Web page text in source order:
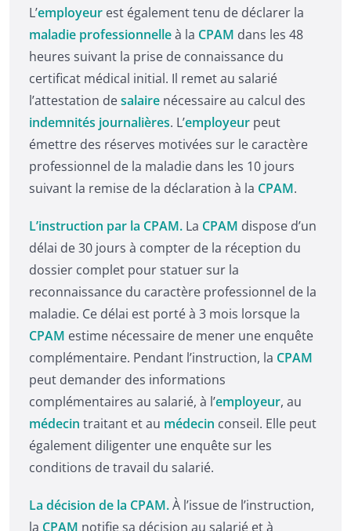
L’employeur est également tenu de déclarer la
maladie professionnelleà la CPAM dans les 48
heures suivant la prise de connaissance du
certificat médical initial. Il remet au salarié
l’attestation desalaire nécessaire au calcul des
indemnités journalières. L’employeur peut
émettre des réserves motivées sur le caractère
professionnel de la maladie dans les 10 jours
suivant la remise de la déclaration à la CPAM.
L’instruction par la CPAM. La CPAM dispose d’un
délai de 30 jours à compter de la réception du
dossier complet pour statuer sur la
reconnaissance du caractère professionnel de la
maladie. Ce délai est porté à 3 mois lorsque la
CPAM estime nécessaire de mener une enquête
complémentaire. Pendant l’instruction, la CPAM
peut demander des informations
complémentaires au salarié, à l’employeur, au
médecin traitant et au médecin conseil. Elle peut
également diligenter une enquête sur les
conditions de travail du salarié.
La décision de la CPAM.À l’issue de l’instruction,
la CPAM notifie sa décision au salarié et à